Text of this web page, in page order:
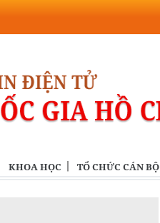
KHOA HỌC TỔ CHỨC CÁN BỘ